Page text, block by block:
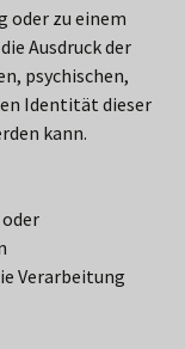
oder zu einem
Ausdruck der
psychischen,
Identität dieser
kann.
Verarbeitung